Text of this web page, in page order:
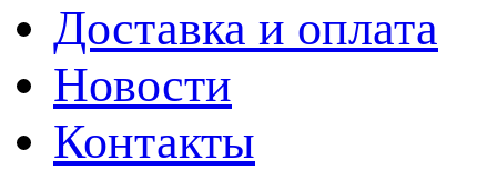
Доставка и оплата
Новости
Контакты